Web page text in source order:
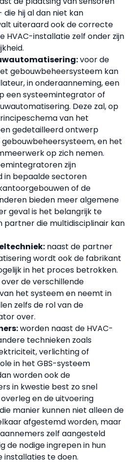
hij al dan niet kan
uiteraard ook de correcte
HVAC-installatie zelf onder zijn
voor de
gebouwbeheersysteem kan
in onderaanneming, een
een systeemintegrator of
Deze zal, op
van het
gedetailleerd ontwerp
en het
op zich nemen.
zijn
in bepaalde sectoren
of de
bieden meer algemene
geval is het belangrijk te
partner die multidisciplinair kan
naast de partner
wordt ook de fabrikant
in het proces betrokken.
de verschillende
het systeem en neemt in
zelfs de rol van de
over.
worden naast de HVAC-
technieken zoals
verlichting of
in het GBS-systeem
worden ook de
in kwestie best zo snel
en de uitvoering
manier kunnen niet alleen de
afgestemd worden, maar
zelf aangesteld
de nodige ingrepen in hun
installaties te doen.